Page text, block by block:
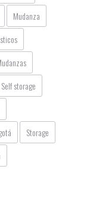
Mudanza
Self storage
Storage